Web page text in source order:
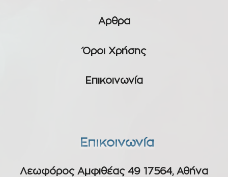
Αρθρα
Όροι Χρήσης
Επικοινωνία
Επικοινωνία
Λεωφόρος Αμφιθέας 49 17564, Αθήνα